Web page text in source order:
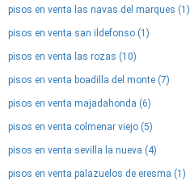
pisos en venta las navas del marques (1)
pisos en venta san ildefonso (1)
pisos en venta las rozas (10)
pisos en venta boadilla del monte (7)
pisos en venta majadahonda (6)
pisos en venta colmenar viejo (5)
pisos en venta sevilla la nueva (4)
pisos en venta palazuelos de eresma (1)